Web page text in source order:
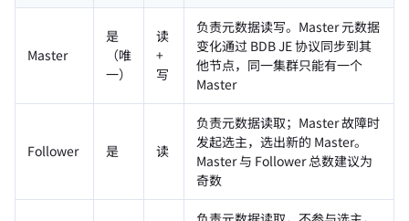
Master
是
（唯
一）
读
+
写
负责元数据读写。Master 元数据
变化通过 BDB JE 协议同步到其
他节点，同一集群只能有一个
Master
Follower 是 读
负责元数据读取；Master 故障时
发起选主，选出新的 Master。
Master 与 Follower 总数建议为
奇数